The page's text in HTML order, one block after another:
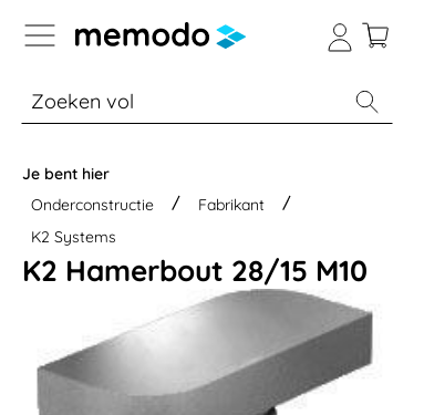
naar navigatie B2B-platform
% Sale Batterijopslag thuis
Je bent hier
Onderconstructie
Fabrikant
K2 Systems
K2 Hamerbout 28/15 M10